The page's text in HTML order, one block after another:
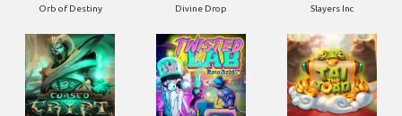
Orb of Destiny Divine Drop Slayers Inc